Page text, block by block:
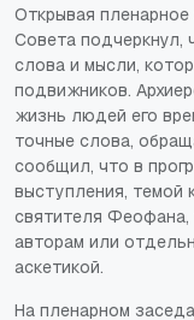
Открывая пленарное
Совета подчеркнул,
слова и мысли,
подвижников.
жизнь людей его
точные слова,
сообщил, что в
выступления, темой
святителя
авторам или
аскетикой.
На пленарном